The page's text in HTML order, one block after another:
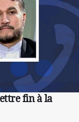
fin à la